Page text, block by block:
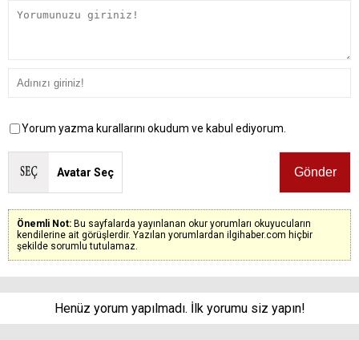
Yorum yazma kurallarını okudum ve kabul ediyorum.
Avatar Seç
Önemli Not: Bu sayfalarda yayınlanan okur yorumları okuyucuların
kendilerine ait görüşlerdir. Yazılan yorumlardan ilgihaber.com hiçbir
şekilde sorumlu tutulamaz.
Henüz yorum yapılmadı. İlk yorumu siz yapın!